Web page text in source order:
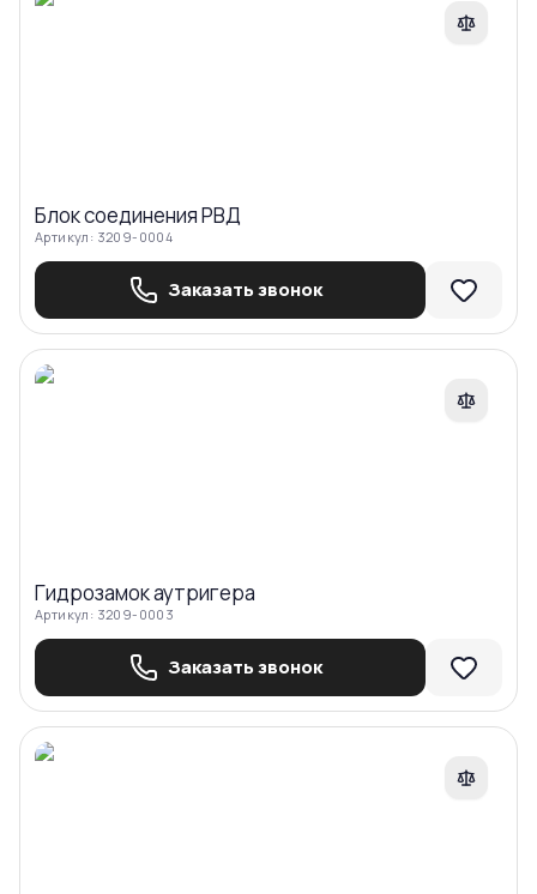
Блок соединения РВД
Артикул: 3209-0004
Заказать звонок
Гидрозамок аутригера
Артикул: 3209-0003
Заказать звонок